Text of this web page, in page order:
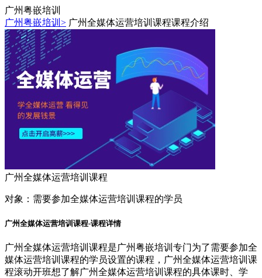
广州粤嵌培训
广州粤嵌培训> 广州全媒体运营培训课程课程介绍
广州全媒体运营培训课程
对象： 需要参加全媒体运营培训课程的学员
广州全媒体运营培训课程-课程详情
广州全媒体运营培训课程是广州粤嵌培训专门为了需要参加全
媒体运营培训课程的学员设置的课程，广州全媒体运营培训课
程滚动开班想了解广州全媒体运营培训课程的具体课时、学